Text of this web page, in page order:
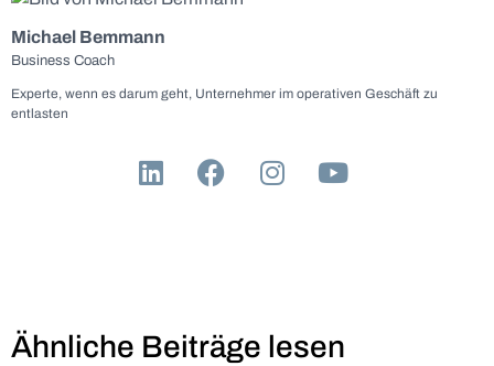
Michael Bemmann
Business Coach
Experte, wenn es darum geht, Unternehmer im operativen Geschäft zu
entlasten
Ähnliche Beiträge lesen